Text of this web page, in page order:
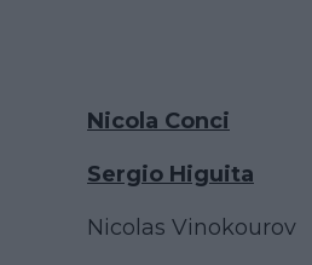
Nicola Conci
Sergio Higuita
Nicolas Vinokourov